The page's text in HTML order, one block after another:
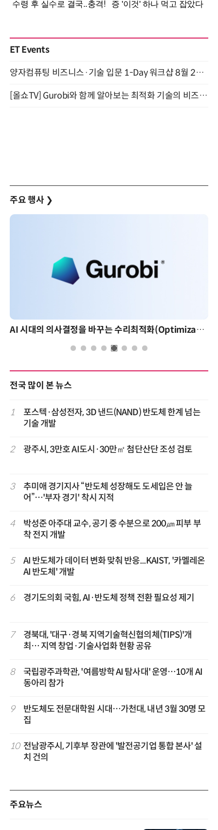
ET Events
양자컴퓨팅 비즈니스·기술 입문 1-Day 워크샵 8월 28일 개최
[올쇼TV] Gurobi와 함께 알아보는 최적화 기술의 비즈니스 활용 (8월 20일 생방송)
주요 행사 ❯
AI 시대의 의사결정을 바꾸는 수리최적화(Optimization): 실제 산업 적용 사례와 활용 전략
전국 많이 본 뉴스
1
포스텍·삼성전자, 3D 낸드(NAND) 반도체 한계 넘는
기술 개발
2 광주시, 3만호 AI도시·30만㎡ 첨단산단 조성 검토
3
추미애 경기지사 “반도체 성장해도 도세입은 안 늘
어”…'부자 경기' 착시 지적
4
박성준 아주대 교수, 공기 중 수분으로 200㎛ 피부 부
착 전지 개발
5
AI 반도체가 데이터 변화 맞춰 반응...KAIST, '카멜레온
AI 반도체' 개발
6 경기도의회 국힘, AI·반도체 정책 전환 필요성 제기
7
경북대, '대구·경북 지역기술혁신협의체(TIPS)'개
최… 지역 창업·기술사업화 현황 공유
8
국립광주과학관, '여름방학 AI 탐사대' 운영…10개 AI
동아리 참가
9
반도체도 전문대학원 시대…가천대, 내년 3월 30명 모
집
10 전남광주시, 기후부 장관에 '발전공기업 통합 본사' 설
치 건의
주요뉴스